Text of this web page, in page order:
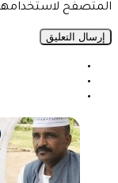
المتصفح